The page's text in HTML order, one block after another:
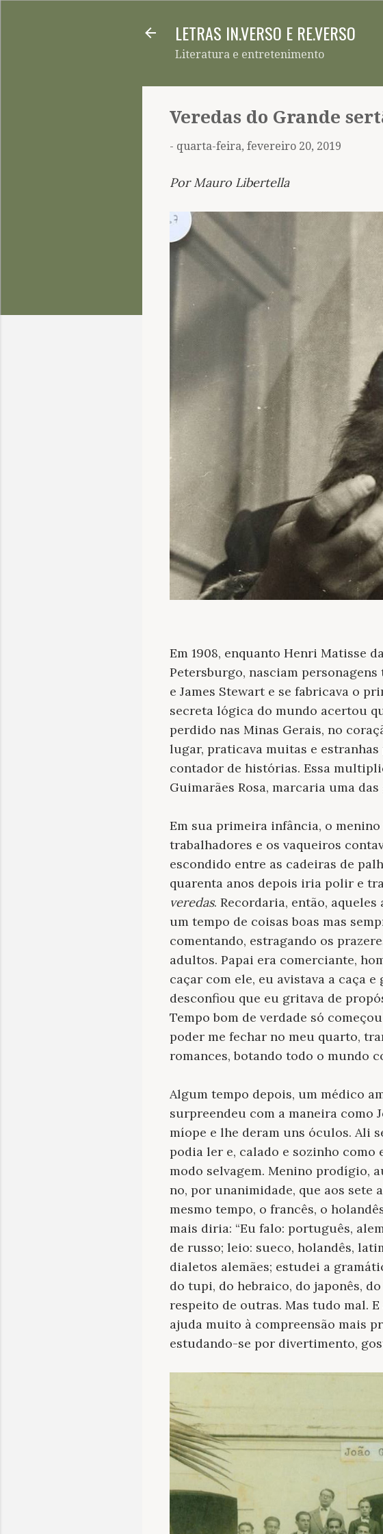
LETRAS IN.VERSO E RE.VERSO
Literatura e entretenimento
Veredas do Grande
- quarta-feira, fevereiro 20, 2019
Por Mauro Libertella
Em 1908, enquanto Henri Matisse
Petersburgo, nasciam
e James Stewart e se fabricava o
secreta lógica do mundo acertou
perdido nas Minas Gerais, no
lugar, praticava muitas e
contador de histórias. Essa
Guimarães Rosa, marcaria uma
Em sua primeira infância, o
trabalhadores e os vaqueiros
escondido entre as cadeiras de
quarenta anos depois iria polir e
veredas. Recordaria, então,
um tempo de coisas boas mas
comentando, estragando os
adultos. Papai era comerciante,
caçar com ele, eu avistava a caça
desconfiou que eu gritava de
Tempo bom de verdade só
poder me fechar no meu quarto,
romances, botando todo o mundo
Algum tempo depois, um médico
surpreendeu com a maneira como
míope e lhe deram uns óculos. Ali
podia ler e, calado e sozinho como
modo selvagem. Menino prodígio,
no, por unanimidade, que aos sete
mesmo tempo, o francês, o
mais diria: “Eu falo: português,
de russo; leio: sueco, holandês,
dialetos alemães; estudei a
do tupi, do hebraico, do japonês,
respeito de outras. Mas tudo mal.
ajuda muito à compreensão mais
estudando-se por divertimento,